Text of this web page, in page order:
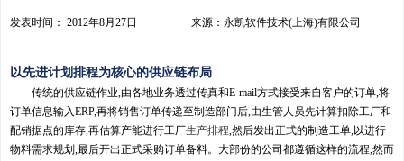
发表时间： 2012年8月27日 来源：永凯软件技术(上海)有限公司
以先进计划排程为核心的供应链布局
传统的供应链作业,由各地业务透过传真和E-mail方式接受来自客户的订单,将
订单信息输入ERP,再将销售订单传递至制造部门后,由生管人员先计算扣除工厂和
配销据点的库存,再估算产能进行工厂生产排程,然后发出正式的制造工单,以进行
物料需求规划,最后开出正式采购订单备料。大部份的公司都遵循这样的流程,然而